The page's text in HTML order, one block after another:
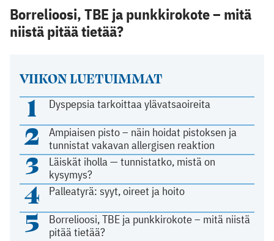
VIIKON LUETUIMMAT
1 Dyspepsia tarkoittaa ylävatsaoireita
2
Ampiaisen pisto – näin hoidat pistoksen ja
tunnistat vakavan allergisen reaktion
3
Läiskät iholla — tunnistatko, mistä on
kysymys?
4 Palleatyrä: syyt, oireet ja hoito
5
Borrelioosi, TBE ja punkkirokote – mitä niistä
pitää tietää?
Borrelioosi, TBE ja punkkirokote – mitä
niistä pitää tietää?